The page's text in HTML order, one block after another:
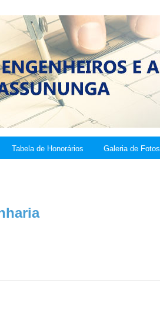
Tabela de Honorários Galeria de Fotos